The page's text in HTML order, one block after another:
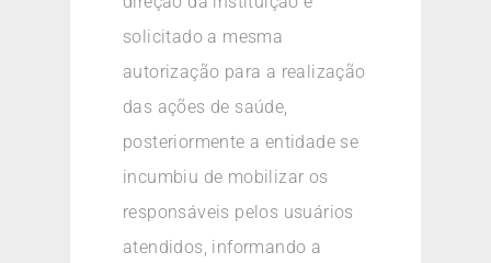
solicitado a mesma
autorização para a realização
das ações de saúde,
posteriormente a entidade se
incumbiu de mobilizar os
responsáveis pelos usuários
atendidos, informando a